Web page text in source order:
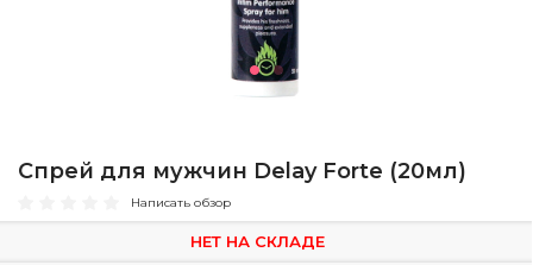
Спрей для мужчин Delay Forte (20мл)
Написать обзор
НЕТ НА СКЛАДЕ